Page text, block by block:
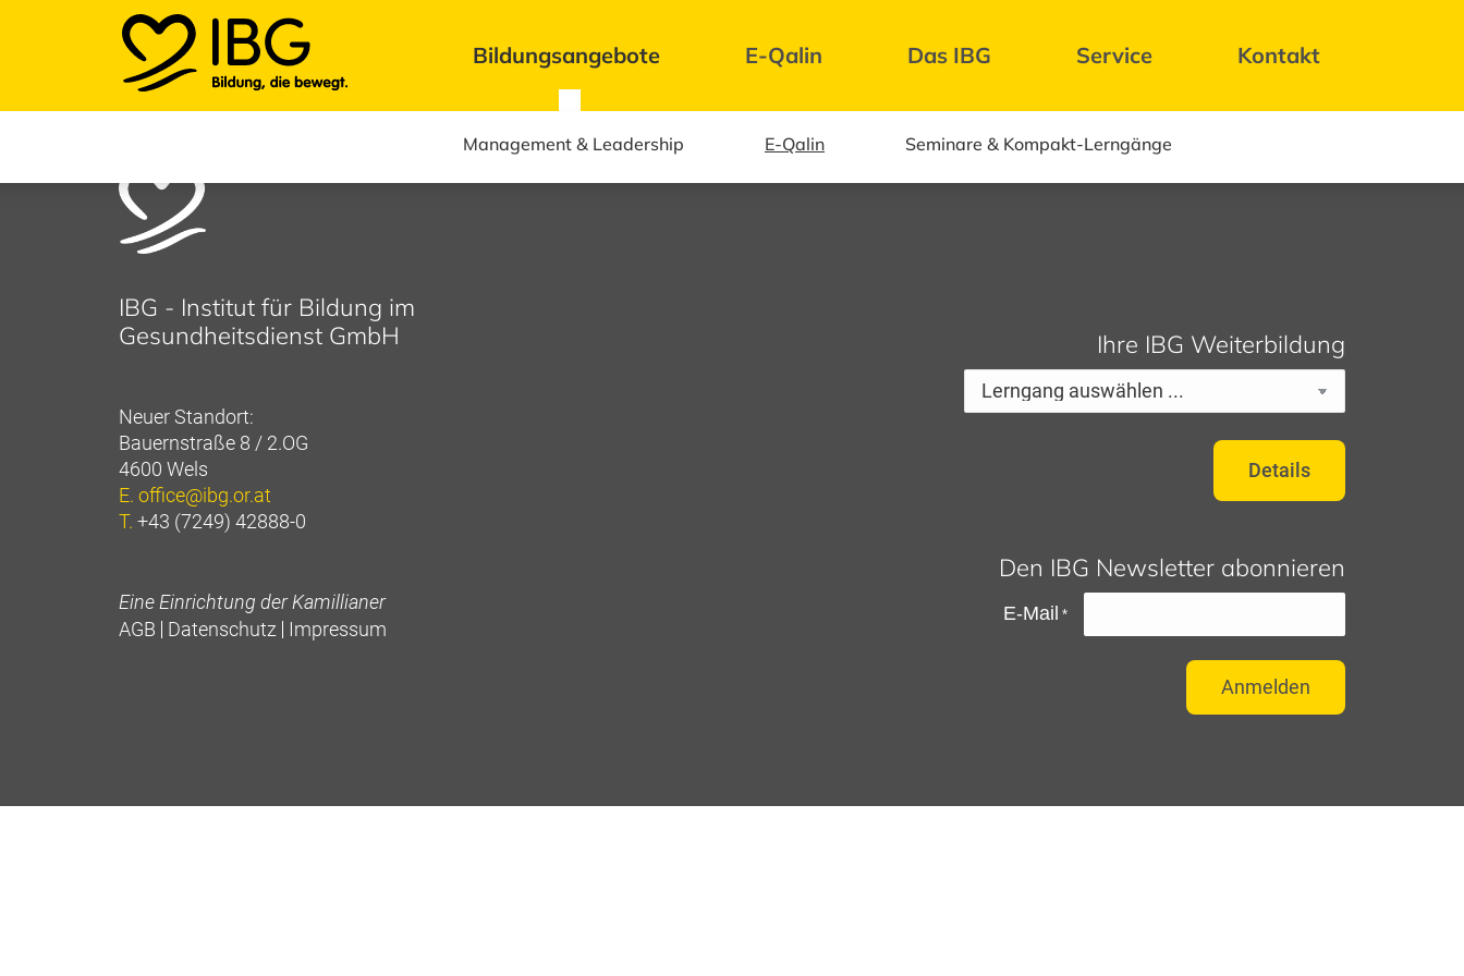
IBG
Institut für Bildung im Gesundheitsdienst Bildungsangebote
Management & Leadership E-Qalin Seminare & Kompakt-Lerngänge
E-Qalin Das IBG Service Kontakt
IBG - Institut für Bildung im
Gesundheitsdienst GmbH
Neuer Standort:
Bauernstraße 8 / 2.OG
4600 Wels
E. office@ibg.or.at
T. +43 (7249) 42888-0
Eine Einrichtung der Kamillianer
AGB
Datenschutz Impressum
Ihre IBG Weiterbildung
Details
Den IBG Newsletter abonnieren
E-Mail *